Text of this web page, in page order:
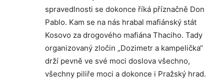
spravedlnosti se dokonce říká příznačně Don
Pablo. Kam se na nás hrabal mafiánský stát
Kosovo za drogového mafiána Thaciho. Tady
organizovaný zločin „Dozimetr a kampelička“
drží pevně ve své moci doslova všechno,
všechny piliře moci a dokonce i Pražský hrad.